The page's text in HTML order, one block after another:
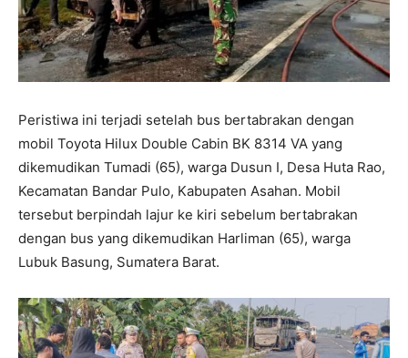
Peristiwa ini terjadi setelah bus bertabrakan dengan
mobil Toyota Hilux Double Cabin BK 8314 VA yang
dikemudikan Tumadi (65), warga Dusun I, Desa Huta Rao,
Kecamatan Bandar Pulo, Kabupaten Asahan. Mobil
tersebut berpindah lajur ke kiri sebelum bertabrakan
dengan bus yang dikemudikan Harliman (65), warga
Lubuk Basung, Sumatera Barat.